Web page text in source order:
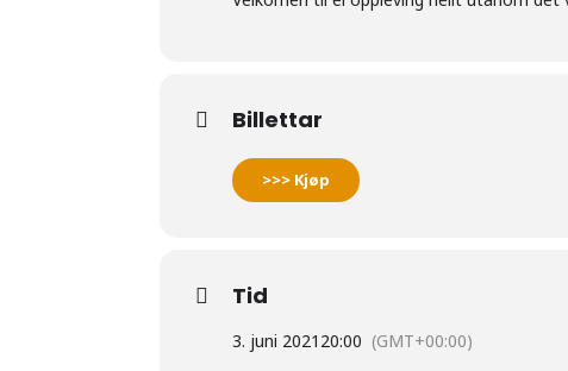
Billettar
>>> Kjøp
Tid
3. juni 2021 20:00 (GMT+00:00)